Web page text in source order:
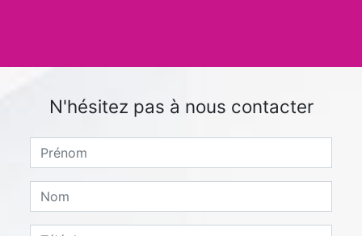
N'hésitez pas à nous contacter